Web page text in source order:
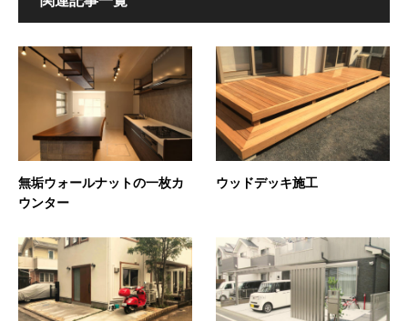
無垢ウォールナットの一枚カ
ウンター
ウッドデッキ施工